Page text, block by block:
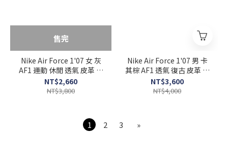
售完
Nike Air Force 1'07 女 灰
AF1 運動 休閒 透氣 皮革 休
閒鞋 HF2014-200
NT$2,660
NT$3,800
Nike Air Force 1'07 男 卡
其棕 AF1 透氣 復古 皮革 休
閒 運動 休閒鞋 HQ3447-
222
NT$3,600
NT$4,000
1 2 3 »